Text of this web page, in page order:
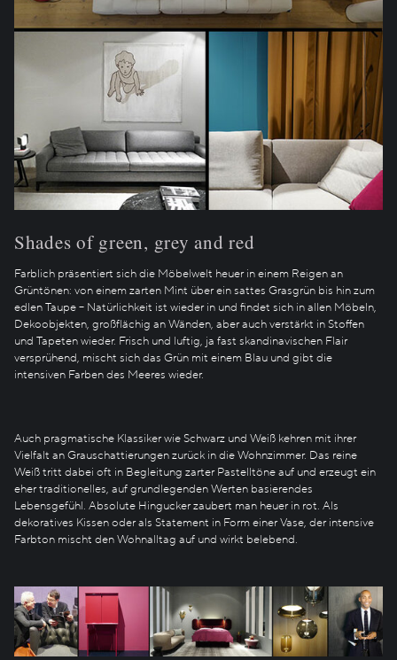
Shades of green, grey and red
Farblich präsentiert sich die Möbelwelt heuer in einem Reigen an
Grüntönen: von einem zarten Mint über ein sattes Grasgrün bis hin zum
edlen Taupe – Natürlichkeit ist wieder in und findet sich in allen Möbeln,
Dekoobjekten, großflächig an Wänden, aber auch verstärkt in Stoffen
und Tapeten wieder. Frisch und luftig, ja fast skandinavischen Flair
versprühend, mischt sich das Grün mit einem Blau und gibt die
intensiven Farben des Meeres wieder.
Auch pragmatische Klassiker wie Schwarz und Weiß kehren mit ihrer
Vielfalt an Grauschattierungen zurück in die Wohnzimmer. Das reine
Weiß tritt dabei oft in Begleitung zarter Pastelltöne auf und erzeugt ein
eher traditionelles, auf grundlegenden Werten basierendes
Lebensgefühl. Absolute Hingucker zaubert man heuer in rot. Als
dekoratives Kissen oder als Statement in Form einer Vase, der intensive
Farbton mischt den Wohnalltag auf und wirkt belebend.